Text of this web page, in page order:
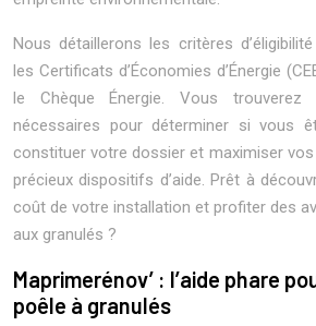
Nous détaillerons les critères d’éligibilité
les Certificats d’Économies d’Énergie
le Chèque Énergie. Vous
nécessaires pour déterminer si vous
constituer votre dossier et maximiser vos
précieux dispositifs d’aide. Prêt à
coût de votre installation et profiter des
aux granulés ?
Maprimerénov’ : l’aide phare
poêle à granulés